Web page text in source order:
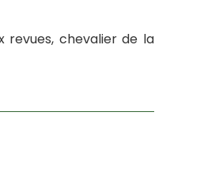
revues, chevalier de la